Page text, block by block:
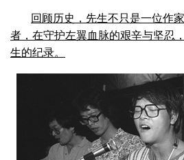
回顾历史，先生不只是一位作
者，在守护左翼血脉的艰辛与坚忍
生的纪录。